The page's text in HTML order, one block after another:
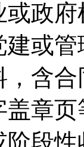
政
或
含
章